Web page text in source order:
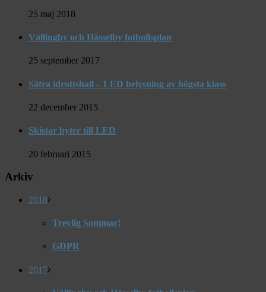
25 maj 2018
Vällingby och Hässelby fotbollsplan
25 september 2017
Sätra idrottshall – LED belysning av högsta klass
22 december 2015
Skistar byter till LED
20 februari 2015
Arkiv
2018
Trevlig Sommar!
GDPR
2017